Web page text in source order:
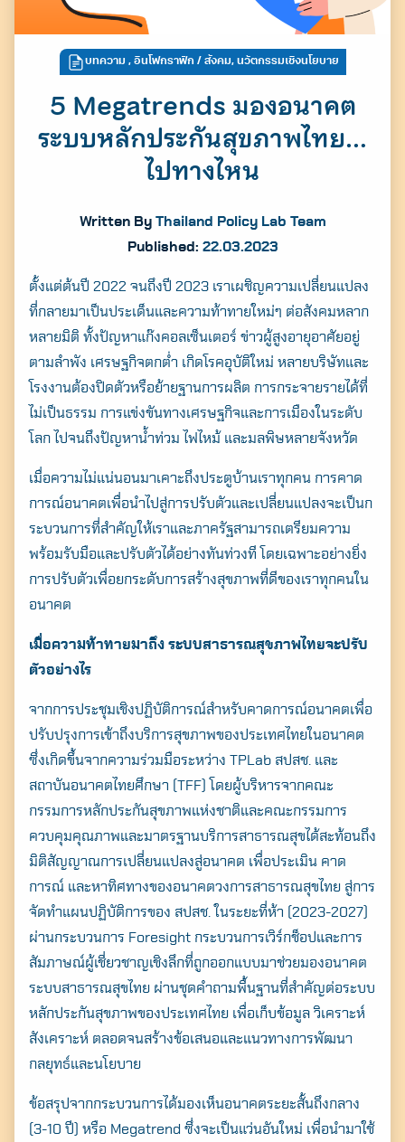
บทความ , อินโฟกราฟิก / สังคม, นวัตกรรมเชิงนโยบาย
5 Megatrends มองอนาคต
ระบบหลักประกันสุขภาพไทย…
ไปทางไหน
Written By Thailand Policy Lab Team
Published: 22.03.2023
ตั้งแต่ต้นปี 2022 จนถึงปี 2023 เราเผชิญความเปลี่ยนแปลง
ที่กลายมาเป็นประเด็นและความท้าทายใหม่ๆ ต่อสังคมหลาก
หลายมิติ ทั้งปัญหาแก๊งคอลเซ็นเตอร์ ข่าวผู้สูงอายุอาศัยอยู่
ตามลำพัง เศรษฐกิจตกต่ำ เกิดโรคอุบัติใหม่ หลายบริษัทและ
โรงงานต้องปิดตัวหรือย้ายฐานการผลิต การกระจายรายได้ที่
ไม่เป็นธรรม การแข่งขันทางเศรษฐกิจและการเมืองในระดับ
โลก ไปจนถึงปัญหาน้ำท่วม ไฟไหม้ และมลพิษหลายจังหวัด
เมื่อความไม่แน่นอนมาเคาะถึงประตูบ้านเราทุกคน การคาด
การณ์อนาคตเพื่อนำไปสู่การปรับตัวและเปลี่ยนแปลงจะเป็นก
ระบวนการที่สำคัญให้เราและภาครัฐสามารถเตรียมความ
พร้อมรับมือและปรับตัวได้อย่างทันท่วงที โดยเฉพาะอย่างยิ่ง
การปรับตัวเพื่อยกระดับการสร้างสุขภาพที่ดีของเราทุกคนใน
อนาคต
เมื่อความท้าทายมาถึง ระบบสาธารณสุขภาพไทยจะปรับ
ตัวอย่างไร
จากการประชุมเชิงปฏิบัติการณ์สำหรับคาดการณ์อนาคตเพื่อ
ปรับปรุงการเข้าถึงบริการสุขภาพของประเทศไทยในอนาคต
ซึ่งเกิดขึ้นจากความร่วมมือระหว่าง TPLab สปสช. และ
สถาบันอนาคตไทยศึกษา (TFF) โดยผู้บริหารจากคณะ
กรรมการหลักประกันสุขภาพแห่งชาติและคณะกรรมการ
ควบคุมคุณภาพและมาตรฐานบริการสาธารณสุขได้สะท้อนถึง
มิติสัญญาณการเปลี่ยนแปลงสู่อนาคต เพื่อประเมิน คาด
การณ์ และหาทิศทางของอนาคตวงการสาธารณสุขไทย สู่การ
จัดทำแผนปฏิบัติการของ สปสช. ในระยะที่ห้า (2023-2027)
ผ่านกระบวนการ Foresight กระบวนการเวิร์กช็อปและการ
สัมภาษณ์ผู้เชี่ยวชาญเชิงลึกที่ถูกออกแบบมาช่วยมองอนาคต
ระบบสาธารณสุขไทย ผ่านชุดคำถามพื้นฐานที่สำคัญต่อระบบ
หลักประกันสุขภาพของประเทศไทย เพื่อเก็บข้อมูล วิเคราะห์
สังเคราะห์ ตลอดจนสร้างข้อเสนอและแนวทางการพัฒนา
กลยุทธ์และนโยบาย
ข้อสรุปจากกระบวนการได้มองเห็นอนาคตระยะสั้นถึงกลาง
(3-10 ปี) หรือ Megatrend ซึ่งจะเป็นแว่นอันใหม่ เพื่อนำมาใช้